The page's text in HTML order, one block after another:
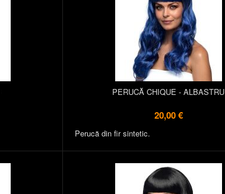
PERUCĂ CHIQUE - ALBASTRU
20,00 €
Perucă din fir sintetic.